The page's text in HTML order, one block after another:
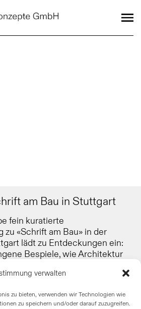
verwalten
zu bieten, verwenden wir Technologien wie
zu speichern und/oder darauf zuzugreifen.
am Bau in Stuttgart
fein kuratierte
zu «Schrift am Bau» in der
lädt zu Entdeckungen ein:
Bespiele, wie Architektur
in Stuttgart erkunden.